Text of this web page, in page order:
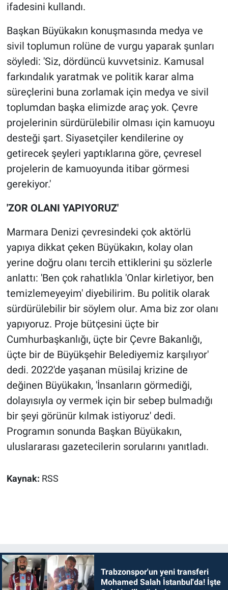
ifadesini kullandı.
Başkan Büyükakın konuşmasında medya ve
sivil toplumun rolüne de vurgu yaparak şunları
söyledi: 'Siz, dördüncü kuvvetsiniz. Kamusal
farkındalık yaratmak ve politik karar alma
süreçlerini buna zorlamak için medya ve sivil
toplumdan başka elimizde araç yok. Çevre
projelerinin sürdürülebilir olması için kamuoyu
desteği şart. Siyasetçiler kendilerine oy
getirecek şeyleri yaptıklarına göre, çevresel
projelerin de kamuoyunda itibar görmesi
gerekiyor.'
'ZOR OLANI YAPIYORUZ'
Marmara Denizi çevresindeki çok aktörlü
yapıya dikkat çeken Büyükakın, kolay olan
yerine doğru olanı tercih ettiklerini şu sözlerle
anlattı: 'Ben çok rahatlıkla 'Onlar kirletiyor, ben
temizlemeyeyim' diyebilirim. Bu politik olarak
sürdürülebilir bir söylem olur. Ama biz zor olanı
yapıyoruz. Proje bütçesini üçte bir
Cumhurbaşkanlığı, üçte bir Çevre Bakanlığı,
üçte bir de Büyükşehir Belediyemiz karşılıyor'
dedi. 2022'de yaşanan müsilaj krizine de
değinen Büyükakın, 'İnsanların görmediği,
dolayısıyla oy vermek için bir sebep bulmadığı
bir şeyi görünür kılmak istiyoruz' dedi.
Programın sonunda Başkan Büyükakın,
uluslararası gazetecilerin sorularını yanıtladı.
Kaynak: RSS
Trabzonspor'un yeni transferi
Mohamed Salah İstanbul'da! İşte